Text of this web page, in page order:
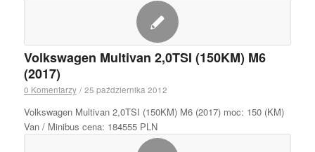
Volkswagen Multivan 2,0TSI (150KM) M6
(2017)
0 Komentarzy / 25 października 2012
Volkswagen Multivan 2,0TSI (150KM) M6 (2017) moc: 150 (KM)
Van / Minibus cena: 184555 PLN